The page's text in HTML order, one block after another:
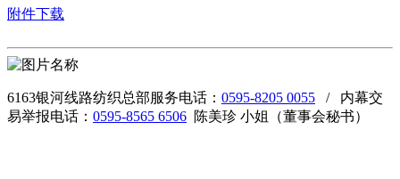
附件下载
6163银河线路纺织总部服务电话： 0595-8205 0055 / 内幕交
易举报电话： 0595-8565 6506 陈美珍 小姐（董事会秘书）